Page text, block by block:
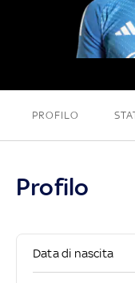
PROFILO
Profilo
Data di nascita